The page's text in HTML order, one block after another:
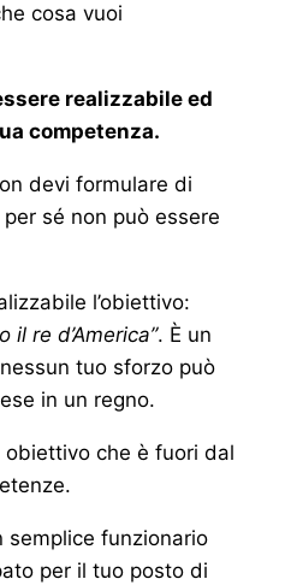
cosa vuoi
realizzabile ed
competenza.
devi formulare di
sé non può essere
l’obiettivo:
il re d’America”. È un
tuo sforzo può
in un regno.
che è fuori dal
semplice funzionario
per il tuo posto di